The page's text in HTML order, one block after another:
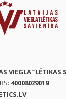
VIEGLATLĒTIKAS
40008029019